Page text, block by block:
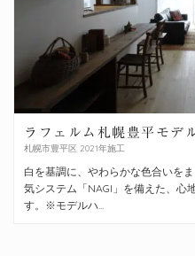
ラフェルム札幌豊平モデ
札幌市豊平区 2021年施工
白を基調に、やわらかな色合いを
気システム「NAGI」を備えた、心
す。※モデルハ...